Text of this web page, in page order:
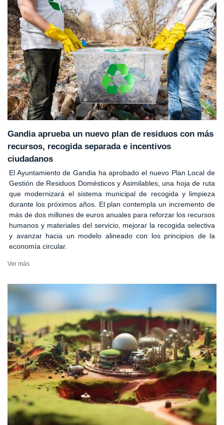
Gandia aprueba un nuevo plan de residuos con más
recursos, recogida separada e incentivos
ciudadanos
El Ayuntamiento de Gandia ha aprobado el nuevo Plan Local de
Gestión de Residuos Domésticos y Asimilables, una hoja de ruta
que modernizará el sistema municipal de recogida y limpieza
durante los próximos años. El plan contempla un incremento de
más de dos millones de euros anuales para reforzar los recursos
humanos y materiales del servicio, mejorar la recogida selectiva
y avanzar hacia un modelo alineado con los principios de la
economía circular.
Ver más